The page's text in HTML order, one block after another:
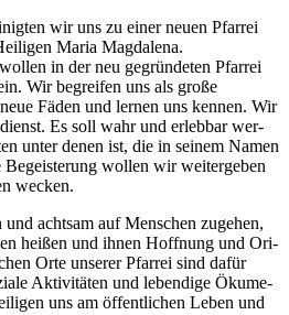
wir uns zu einer neu­en Pfar­rei
Maria Mag­da­le­na.
in der neu gegrün­de­ten Pfar­rei
Wir begrei­fen uns als gro­ße
Fäden und ler­nen uns ken­nen. Wir
Es soll wahr und erleb­bar wer­
unter denen ist, die in sei­nem Namen
Begeis­te­rung wol­len wir wei­ter­ge­ben
wecken.
acht­sam auf Men­schen zuge­hen,
hei­ßen und ihnen Hoff­nung und Ori­
Orte unse­rer Pfar­rei sind dafür
Akti­vi­tä­ten und leben­di­ge Öku­me­
uns am öffent­li­chen Leben und